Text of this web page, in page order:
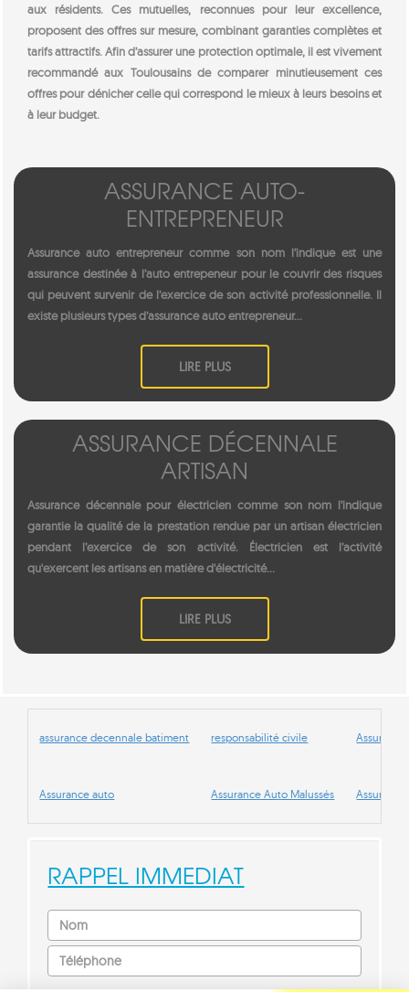
aux résidents. Ces mutuelles, reconnues pour leur excellence,
proposent des offres sur mesure, combinant garanties complètes et
tarifs attractifs. Afin d’assurer une protection optimale, il est vivement
recommandé aux Toulousains de comparer minutieusement ces
offres pour dénicher celle qui correspond le mieux à leurs besoins et
à leur budget.
ASSURANCE AUTO-
ENTREPRENEUR
Assurance auto entrepreneur comme son nom l’indique est une
assurance destinée à l’auto entrepeneur pour le couvrir des risques
qui peuvent survenir de l’exercice de son activité professionnelle. Il
existe plusieurs types d’assurance auto entrepreneur...
LIRE PLUS
ASSURANCE DÉCENNALE
ARTISAN
Assurance décennale pour électricien comme son nom l’indique
garantie la qualité de la prestation rendue par un artisan électricien
pendant l’exercice de son activité. Électricien est l’activité
qu'exercent les artisans en matière d'électricité...
LIRE PLUS
assurance decennale batiment responsabilité civile
Assurance auto Assurance Auto Malussés
RAPPEL IMMEDIAT